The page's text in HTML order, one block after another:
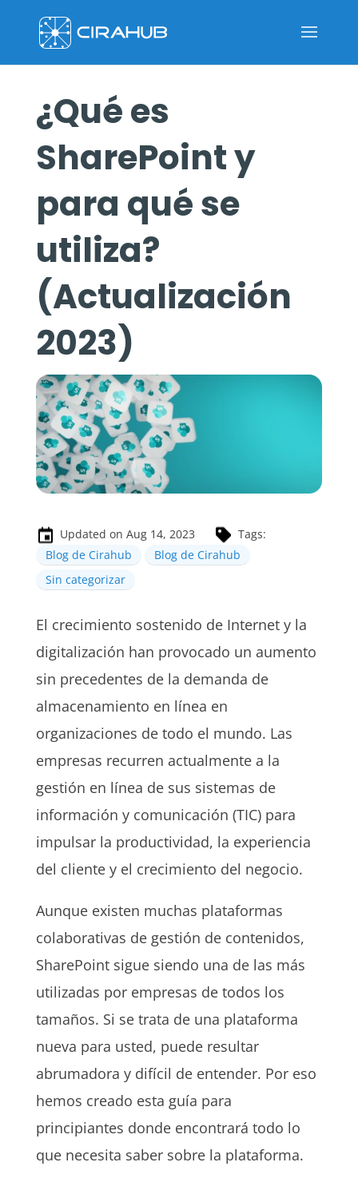
¿Qué es
SharePoint y
para qué se
utiliza?
(Actualización
2023)
Updated on Aug 14, 2023
Tags:
Blog de Cirahub
Blog de Cirahub
Sin categorizar
El crecimiento sostenido de Internet y la
digitalización han provocado un aumento
sin precedentes de la demanda de
almacenamiento en línea en
organizaciones de todo el mundo. Las
empresas recurren actualmente a la
gestión en línea de sus sistemas de
información y comunicación (TIC) para
impulsar la productividad, la experiencia
del cliente y el crecimiento del negocio.
Aunque existen muchas plataformas
colaborativas de gestión de contenidos,
SharePoint sigue siendo una de las más
utilizadas por empresas de todos los
tamaños. Si se trata de una plataforma
nueva para usted, puede resultar
abrumadora y difícil de entender. Por eso
hemos creado esta guía para
principiantes donde encontrará todo lo
que necesita saber sobre la plataforma.